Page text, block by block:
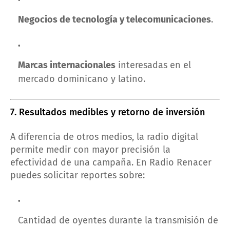
Negocios de tecnología y telecomunicaciones.
Marcas internacionales interesadas en el
mercado dominicano y latino.
7. Resultados medibles y retorno de inversión
A diferencia de otros medios, la radio digital
permite medir con mayor precisión la
efectividad de una campaña. En Radio Renacer
puedes solicitar reportes sobre:
Cantidad de oyentes durante la transmisión de